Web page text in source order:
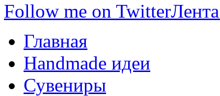
Follow me on Twitter
Главная
Handmade идеи
Сувениры